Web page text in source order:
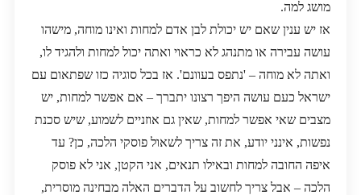
מושג למה.
אז יש ענין שאם יש יכולת לבן אדם למחות ואינו מוחה, מישהו
עושה עבירה או מתנהג לא כראוי ואתה יכול למחות ולהגיד לו,
ואתה לא מוחה – 'נתפס בעוונם'. אז בכל סוגיה כזו שפתאום עם
ישראל כעם עושה היפך רצונו יתברך – אם אפשר למחות, יש
מצבים שאי אפשר למחות, שאין גם אוזניים לשמוע, שיש סכנת
נפשות, אינני יודע, את זה צריך לשאול פוסקי הלכה, כן? עד
איפה החובה למחות ובאילו תנאים, אני הקטן, אני לא פוסק
הלכה – אבל צריך לחשוב על הדברים האלה מבחינה מוסרית,